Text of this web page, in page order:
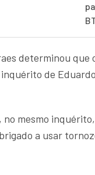
determinou
de
mesmo
a usar